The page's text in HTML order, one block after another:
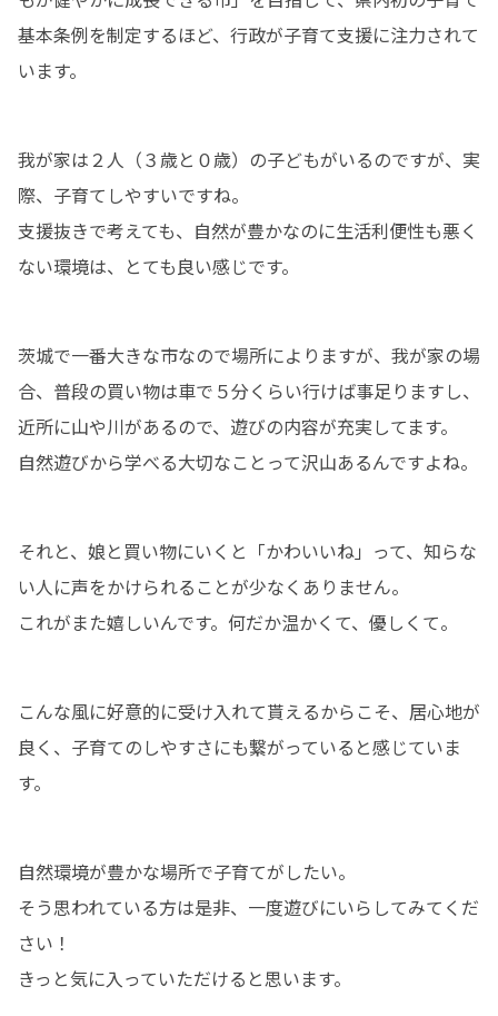
基本条例を制定するほど、行政が子育て支援に注力されて
います。
我が家は２人（３歳と０歳）の子どもがいるのですが、実
際、子育てしやすいですね。
支援抜きで考えても、自然が豊かなのに生活利便性も悪く
ない環境は、とても良い感じです。
茨城で一番大きな市なので場所によりますが、我が家の場
合、普段の買い物は車で５分くらい行けば事足りますし、
近所に山や川があるので、遊びの内容が充実してます。
自然遊びから学べる大切なことって沢山あるんですよね。
それと、娘と買い物にいくと「かわいいね」って、知らな
い人に声をかけられることが少なくありません。
これがまた嬉しいんです。何だか温かくて、優しくて。
こんな風に好意的に受け入れて貰えるからこそ、居心地が
良く、子育てのしやすさにも繋がっていると感じていま
す。
自然環境が豊かな場所で子育てがしたい。
そう思われている方は是非、一度遊びにいらしてみてくだ
さい！
きっと気に入っていただけると思います。